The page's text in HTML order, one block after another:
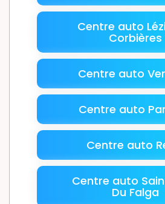
Centre auto
Corbières
Centre auto
Centre auto
Centre auto
Centre auto
Du Falga